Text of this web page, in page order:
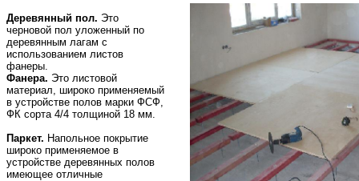
Деревянный пол. Это
черновой пол уложенный по
деревянным лагам с
использованием листов
фанеры.
Фанера. Это листовой
материал, широко применяемый
в устройстве полов марки ФСФ,
ФК сорта 4/4 толщиной 18 мм.
Паркет. Напольное покрытие
широко применяемое в
устройстве деревянных полов
имеющее отличные